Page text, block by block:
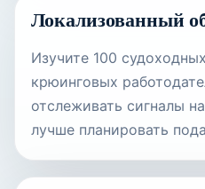
Локализованный
Изучите 100
крюинговых
отслеживать сигналы
лучше планировать